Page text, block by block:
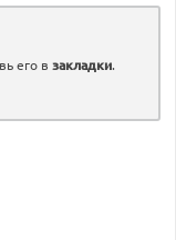
его в закладки.